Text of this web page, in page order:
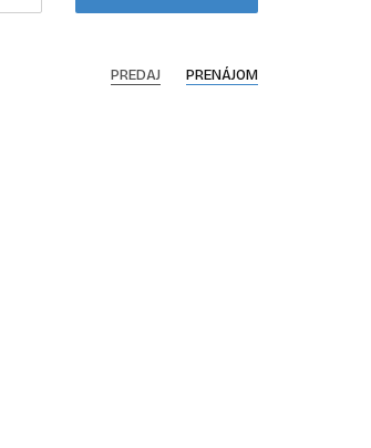
PREDAJ PRENÁJOM